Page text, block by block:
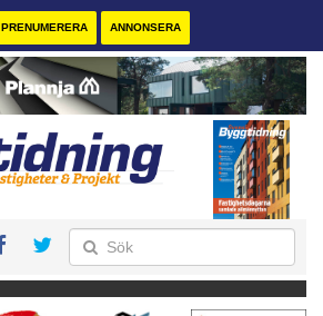
PRENUMERERA ANNONSERA